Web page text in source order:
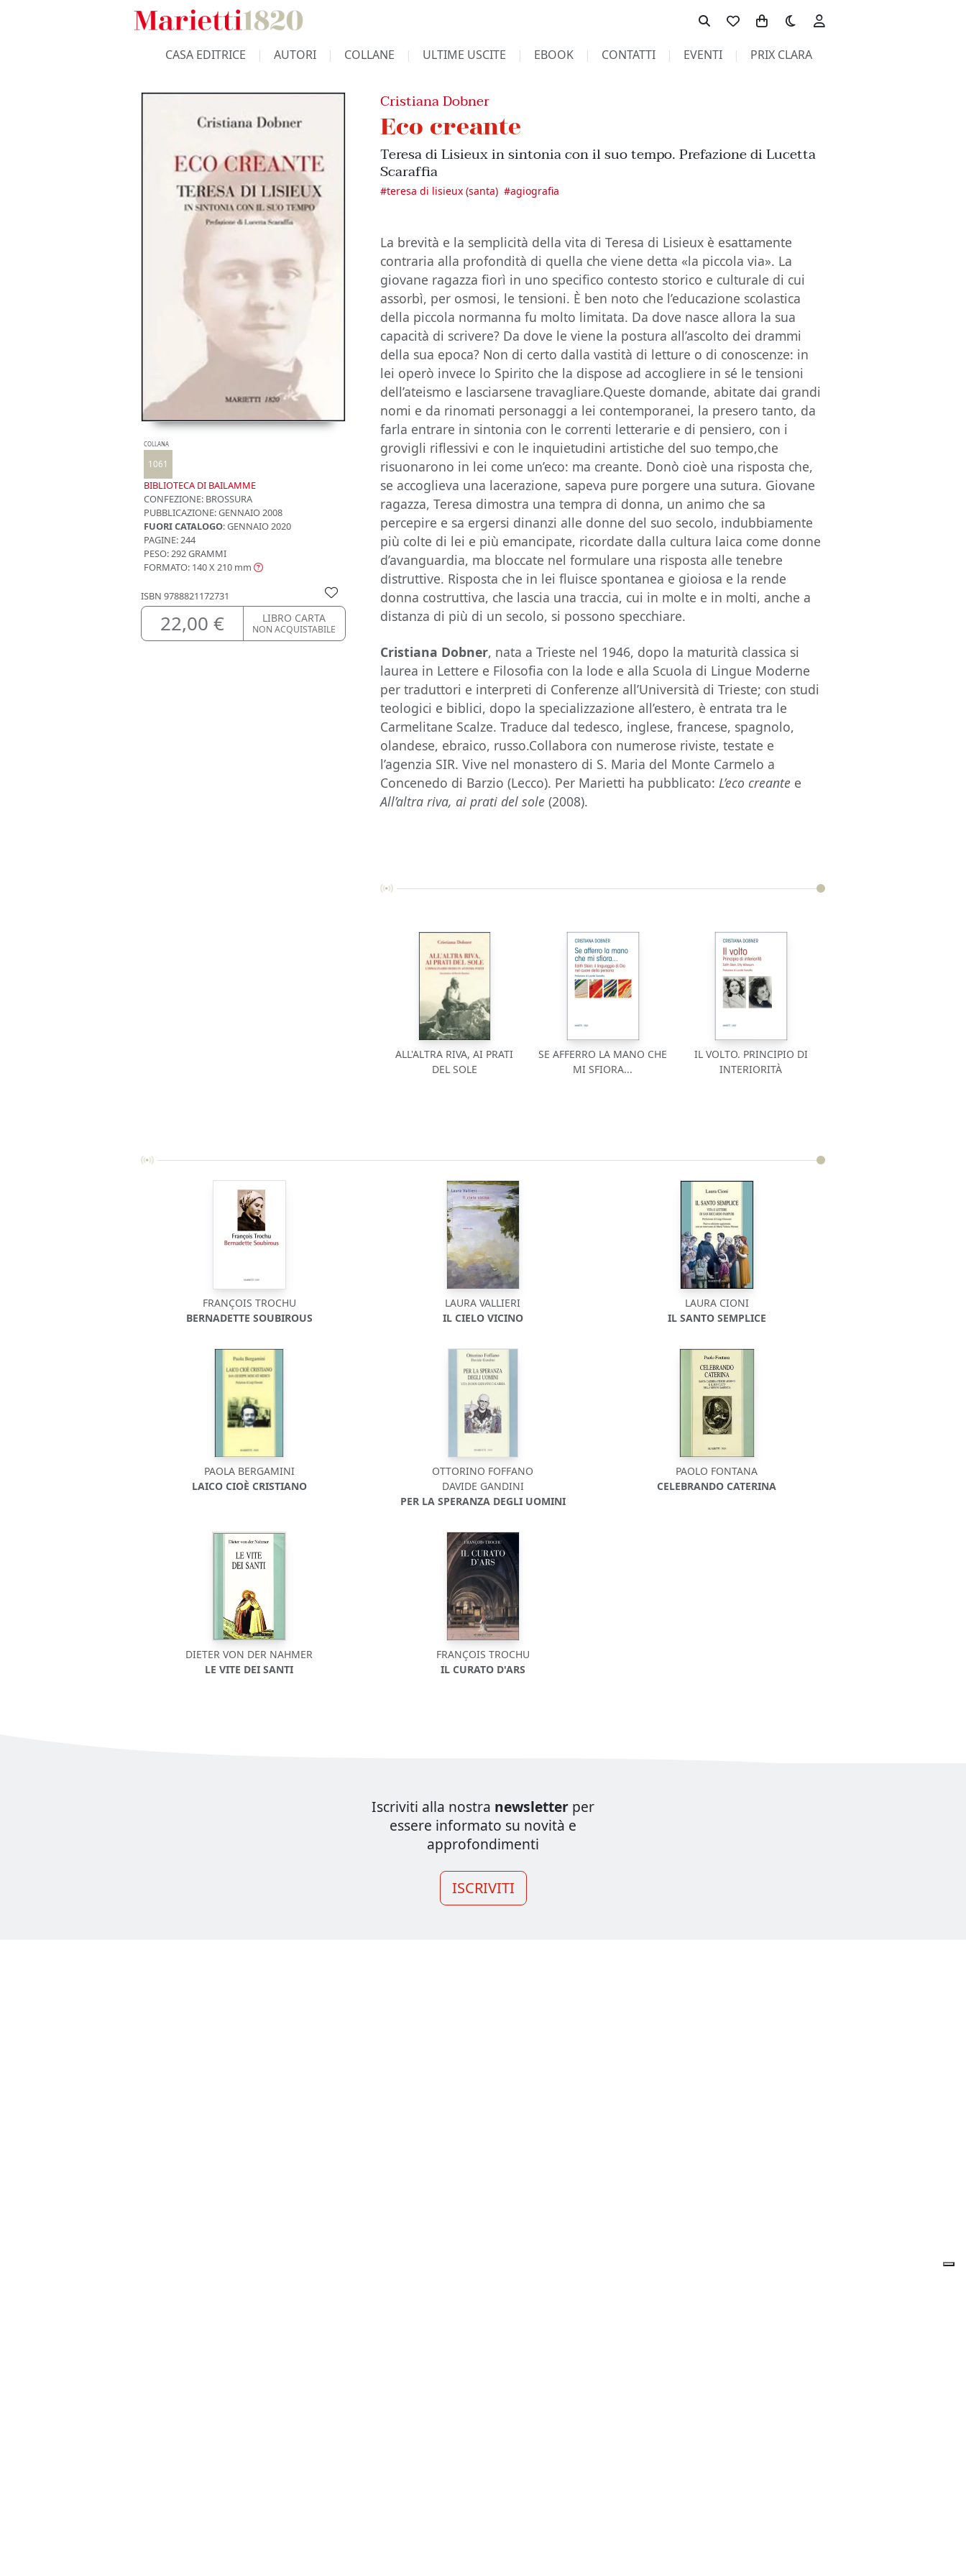
Toggle theme
CASA EDITRICE AUTORI COLLANE ULTIME USCITE EBOOK CONTATTI EVENTI PRIX CLARA
COLLANA
1061
BIBLIOTECA DI BAILAMME
CONFEZIONE: BROSSURA
PUBBLICAZIONE:GENNAIO 2008
FUORI CATALOGO: GENNAIO 2020
PAGINE: 244
PESO: 292 GRAMMI
FORMATO: 140 X 210 mm
ISBN 9788821172731
22,00 € LIBRO CARTA
NON ACQUISTABILE
Cristiana Dobner
Eco creante
Teresa di Lisieux in sintonia con il suo tempo. Prefazione di Lucetta
Scaraffia
#teresa di lisieux (santa) #agiografia
La brevità e la semplicità della vita di Teresa di Lisieux è esattamente
contraria alla profondità di quella che viene detta «la piccola via». La
giovane ragazza fiorì in uno specifico contesto storico e culturale di cui
assorbì, per osmosi, le tensioni. È ben noto che l’educazione scolastica
della piccola normanna fu molto limitata. Da dove nasce allora la sua
capacità di scrivere? Da dove le viene la postura all’ascolto dei drammi
della sua epoca? Non di certo dalla vastità di letture o di conoscenze: in
lei operò invece lo Spirito che la dispose ad accogliere in sé le tensioni
dell’ateismo e lasciarsene travagliare.Queste domande, abitate dai grandi
nomi e da rinomati personaggi a lei contemporanei, la presero tanto, da
farla entrare in sintonia con le correnti letterarie e di pensiero, con i
grovigli riflessivi e con le inquietudini artistiche del suo tempo,che
risuonarono in lei come un’eco: ma creante. Donò cioè una risposta che,
se accoglieva una lacerazione, sapeva pure porgere una sutura. Giovane
ragazza, Teresa dimostra una tempra di donna, un animo che sa
percepire e sa ergersi dinanzi alle donne del suo secolo, indubbiamente
più colte di lei e più emancipate, ricordate dalla cultura laica come donne
d’avanguardia, ma bloccate nel formulare una risposta alle tenebre
distruttive. Risposta che in lei fluisce spontanea e gioiosa e la rende
donna costruttiva, che lascia una traccia, cui in molte e in molti, anche a
distanza di più di un secolo, si possono specchiare.
Cristiana Dobner, nata a Trieste nel 1946, dopo la maturità classica si
laurea in Lettere e Filosofia con la lode e alla Scuola di Lingue Moderne
per traduttori e interpreti di Conferenze all’Università di Trieste; con studi
teologici e biblici, dopo la specializzazione all’estero, è entrata tra le
Carmelitane Scalze. Traduce dal tedesco, inglese, francese, spagnolo,
olandese, ebraico, russo.Collabora con numerose riviste, testate e
l’agenzia SIR. Vive nel monastero di S. Maria del Monte Carmelo a
Concenedo di Barzio (Lecco). Per Marietti ha pubblicato:L’eco creante e
All’altra riva, ai prati del sole (2008).
ALL'ALTRA RIVA, AI PRATI
DEL SOLE
SE AFFERRO LA MANO CHE
MI SFIORA...
IL VOLTO. PRINCIPIO DI
INTERIORITÀ
FRANÇOIS TROCHU
BERNADETTE SOUBIROUS
LAURA VALLIERI
IL CIELO VICINO
LAURA CIONI
IL SANTO SEMPLICE
PAOLA BERGAMINI
LAICO CIOÈ CRISTIANO
OTTORINO FOFFANO
DAVIDE GANDINI
PER LA SPERANZA DEGLI UOMINI
PAOLO FONTANA
CELEBRANDO CATERINA
DIETER VON DER NAHMER
LE VITE DEI SANTI
FRANÇOIS TROCHU
IL CURATO D'ARS
Iscriviti alla nostra newsletter per
essere informato su novità e
approfondimenti
ISCRIVITI